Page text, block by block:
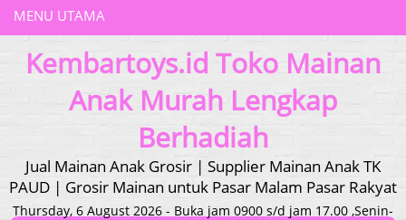
MENU UTAMA
Kembartoys.id Toko Mainan
Anak Murah Lengkap
Berhadiah
Jual Mainan Anak Grosir | Supplier Mainan Anak TK
PAUD | Grosir Mainan untuk Pasar Malam Pasar Rakyat
Thursday, 6 August 2026 - Buka jam 0900 s/d jam 17.00 ,Senin-